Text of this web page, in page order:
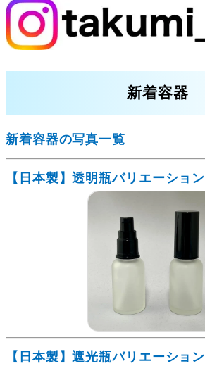
新着容器
新着容器の写真一覧
【日本製】透明瓶バリエーション
【日本製】遮光瓶バリエーション